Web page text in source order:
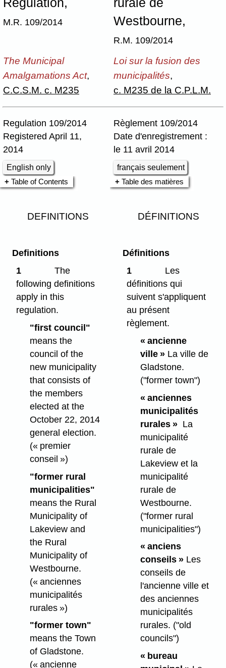
Regulation,
M.R. 109/2014
rurale de
Westbourne,
R.M. 109/2014
The Municipal
Amalgamations Act,
C.C.S.M. c. M235
Loi sur la fusion des
municipalités,
c. M235 de la C.P.L.M.
Regulation 109/2014
Registered April 11,
2014
English only
Règlement 109/2014
Date d'enregistrement :
le 11 avril 2014
français seulement
Table of Contents
Table des matières
DEFINITIONS DÉFINITIONS
Definitions
1
The
following definitions
apply in this
regulation.
"first council"
means the
council of the
new municipality
that consists of
the members
elected at the
October 22, 2014
general election.
(« premier
conseil »)
"former rural
municipalities"
means the Rural
Municipality of
Lakeview and
the Rural
Municipality of
Westbourne.
(« anciennes
municipalités
rurales »)
"former town"
means the Town
of Gladstone.
(« ancienne
Définitions
1
Les
définitions qui
suivent s'appliquent
au présent
règlement.
« ancienne
ville »La ville de
Gladstone.
("former town")
« anciennes
municipalités
rurales »La
municipalité
rurale de
Lakeview et la
municipalité
rurale de
Westbourne.
("former rural
municipalities")
« anciens
conseils »Les
conseils de
l'ancienne ville et
des anciennes
municipalités
rurales. ("old
councils")
« bureau